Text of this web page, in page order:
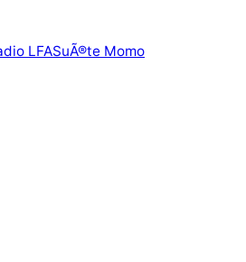
LFASuÃ®te Momo